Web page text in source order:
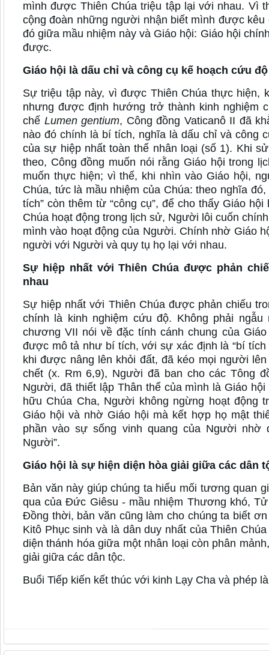
mình được Thiên Chúa triệu tập lại với nhau. Vì
cộng đoàn những người nhận biết mình được
đó giữa mầu nhiệm này và Giáo hội: Giáo hội
được.
Giáo hội là dấu chỉ và công cụ kế hoạch cứu
Sự triệu tập này, vì được Thiên Chúa thực hiện,
nhưng được định hướng trở thành kinh nghiệm
chế Lumen gentium, Công đồng Vaticanô II đã
nào đó chính là bí tích, nghĩa là dấu chỉ và công
của sự hiệp nhất toàn thể nhân loại (số 1). Khi
theo, Công đồng muốn nói rằng Giáo hội trong
muốn thực hiện; vì thế, khi nhìn vào Giáo hội,
Chúa, tức là mầu nhiệm của Chúa: theo nghĩa
tích” còn thêm từ “công cụ”, để cho thấy Giáo
Chúa hoạt động trong lịch sử, Người lôi cuốn
mình vào hoạt động của Người. Chính nhờ Giáo
người với Người và quy tụ họ lại với nhau.
Sự hiệp nhất với Thiên Chúa được phản
nhau
Sự hiệp nhất với Thiên Chúa được phản chiếu
chính là kinh nghiệm cứu độ. Không phải
chương VII nói về đặc tính cánh chung của
được mô tả như bí tích, với sự xác định là “bí
khi được nâng lên khỏi đất, đã kéo mọi người
chết (x. Rm 6,9), Người đã ban cho các Tông
Người, đã thiết lập Thân thể của mình là Giáo
hữu Chúa Cha, Người không ngừng hoạt động
Giáo hội và nhờ Giáo hội mà kết hợp họ mật
phần vào sự sống vinh quang của Người
Người”.
Giáo hội là sự hiện diện hòa giải giữa các dân
Bản văn này giúp chúng ta hiểu mối tương quan
qua của Đức Giêsu - mầu nhiệm Thương khó,
Đồng thời, bản văn cũng làm cho chúng ta biết
Kitô Phục sinh và là dân duy nhất của Thiên
diện thánh hóa giữa một nhân loại còn phân
giải giữa các dân tộc.
Buổi Tiếp kiến kết thúc với kinh Lạy Cha và phép